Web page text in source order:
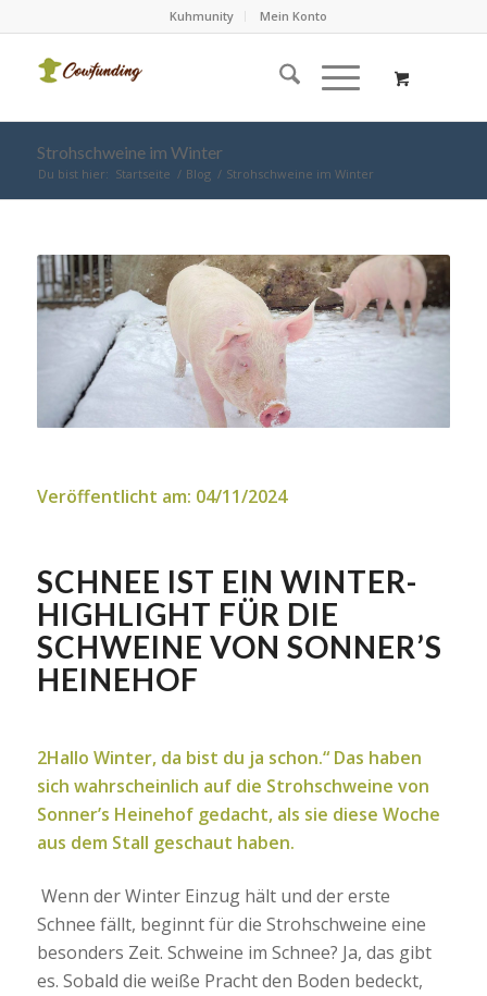
Kuhmunity Mein Konto
Strohschweine im Winter
Du bist hier: Startseite / Blog / Strohschweine im Winter
Veröffentlicht am: 04/11/2024
SCHNEE IST EIN WINTER-
HIGHLIGHT FÜR DIE
SCHWEINE VON SONNER’S
HEINEHOF
2Hallo Winter, da bist du ja schon.“ Das haben
sich wahrscheinlich auf die Strohschweine von
Sonner’s Heinehof gedacht, als sie diese Woche
aus dem Stall geschaut haben.
Wenn der Winter Einzug hält und der erste
Schnee fällt, beginnt für die Strohschweine eine
besonders Zeit. Schweine im Schnee? Ja, das gibt
es. Sobald die weiße Pracht den Boden bedeckt,